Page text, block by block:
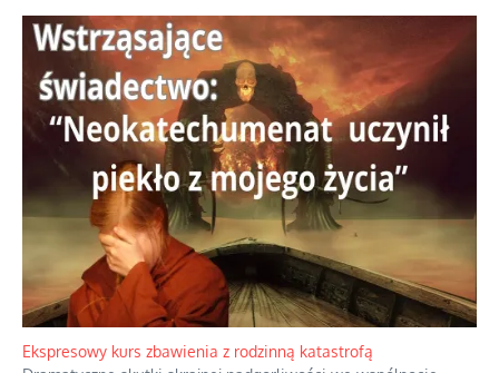
Niewygodne kulisy alpejskiego objawienia
Watykan woli skupiać się na łagodnym wizerunku Maryi,
ukrywając przed światem pełną i bardziej surową treść jej
orędzia....